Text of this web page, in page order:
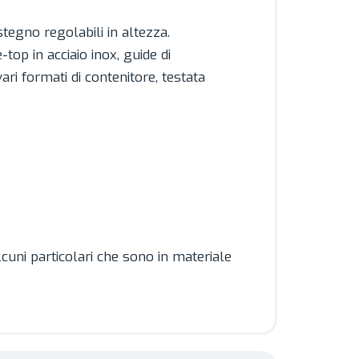
regolabili in altezza.
in acciaio inox, guide di
formati di contenitore, testata
particolari che sono in materiale